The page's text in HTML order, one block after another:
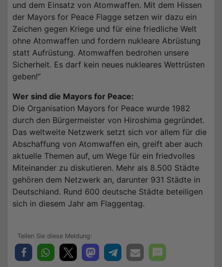
und dem Einsatz von Atomwaffen. Mit dem Hissen
der Mayors for Peace Flagge setzen wir dazu ein
Zeichen gegen Kriege und für eine friedliche Welt
ohne Atomwaffen und fordern nukleare Abrüstung
statt Aufrüstung. Atomwaffen bedrohen unsere
Sicherheit. Es darf kein neues nukleares Wettrüsten
geben!“
Wer sind die Mayors for Peace:
Die Organisation Mayors for Peace wurde 1982
durch den Bürgermeister von Hiroshima gegründet.
Das weltweite Netzwerk setzt sich vor allem für die
Abschaffung von Atomwaffen ein, greift aber auch
aktuelle Themen auf, um Wege für ein friedvolles
Miteinander zu diskutieren. Mehr als 8.500 Städte
gehören dem Netzwerk an, darunter 931 Städte in
Deutschland. Rund 600 deutsche Städte beteiligen
sich in diesem Jahr am Flaggentag.